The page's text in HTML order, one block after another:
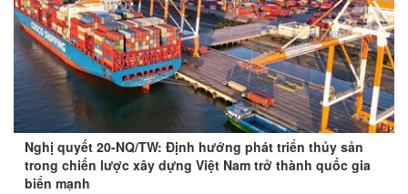
Nghị quyết 20-NQ/TW: Định hướng phát triển thủy sản
trong chiến lược xây dựng Việt Nam trở thành quốc gia
biển mạnh